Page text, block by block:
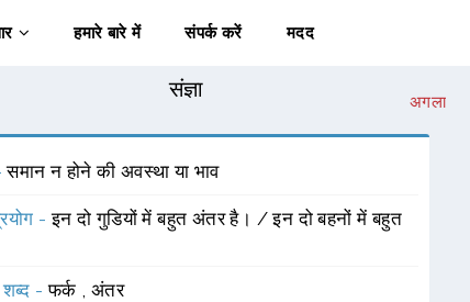
हमारे बारे में संपर्क करें मदद
संज्ञा
अगला
समान न होने की अवस्था या भाव
-इन दो गुडियों में बहुत अंतर है। / इन दो बहनों में बहुत
शब्द -फर्क , अंतर